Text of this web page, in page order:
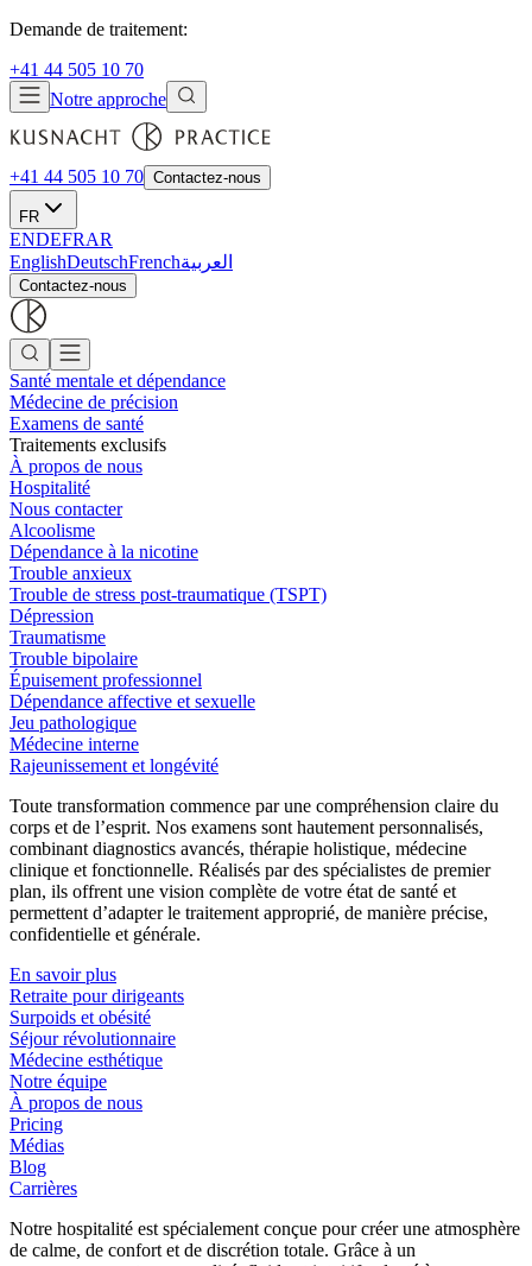
Demande de traitement:
+41 44 505 10 70
Notre approche
+41 44 505 10 70 Contactez-nous
FR
ENDEFRAR
EnglishDeutschFrenchالعربية
Contactez-nous
Santé mentale et dépendance
Médecine de précision
Examens de santé
Traitements exclusifs
À propos de nous
Hospitalité
Nous contacter
Alcoolisme
Dépendance à la nicotine
Trouble anxieux
Trouble de stress post-traumatique (TSPT)
Dépression
Traumatisme
Trouble bipolaire
Épuisement professionnel
Dépendance affective et sexuelle
Jeu pathologique
Médecine interne
Rajeunissement et longévité
Toute transformation commence par une compréhension claire du
corps et de l’esprit. Nos examens sont hautement personnalisés,
combinant diagnostics avancés, thérapie holistique, médecine
clinique et fonctionnelle. Réalisés par des spécialistes de premier
plan, ils offrent une vision complète de votre état de santé et
permettent d’adapter le traitement approprié, de manière précise,
confidentielle et générale.
En savoir plus
Retraite pour dirigeants
Surpoids et obésité
Séjour révolutionnaire
Médecine esthétique
Notre équipe
À propos de nous
Pricing
Médias
Blog
Carrières
Notre hospitalité est spécialement conçue pour créer une atmosphère
de calme, de confort et de discrétion totale. Grâce à un